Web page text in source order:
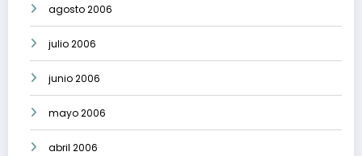
agosto 2006
julio 2006
junio 2006
mayo 2006
abril 2006